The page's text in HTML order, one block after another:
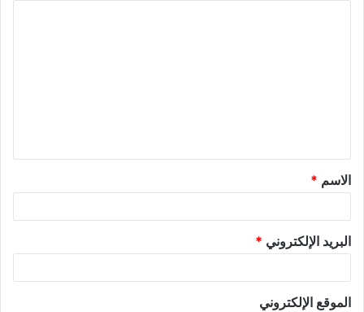
الاسم *
البريد الإلكتروني *
الموقع الإلكتروني